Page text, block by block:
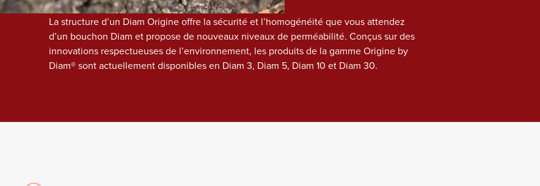
La structure d’un Diam Origine offre la sécurité et l’homogénéité que vous attendez
d’un bouchon Diam et propose de nouveaux niveaux de perméabilité. Conçus sur des
innovations respectueuses de l’environnement, les produits de la gamme Origine by
Diam® sont actuellement disponibles en Diam 3, Diam 5, Diam 10 et Diam 30.